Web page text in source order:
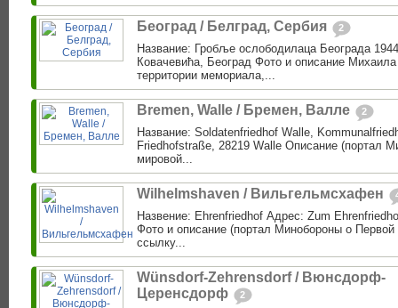
Београд / Белград, Сербия 2
Название: Гробље ослободилаца Београда
Ковачевића, Београд Фото и описание
территории мемориала,...
Bremen, Walle / Бремен, Валле 2
Название: Soldatenfriedhof Walle,
Friedhofstraße, 28219 Walle Описание (портал
мировой...
Wilhelmshaven / Вильгельмсхафен
Назвение: Ehrenfriedhof Адрес: Zum
Фото и описание (портал Минобороны о
ссылку...
Wünsdorf-Zehrensdorf / Вюнсдорф-
Церенсдорф
2